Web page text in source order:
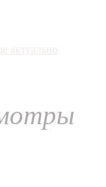
актуально